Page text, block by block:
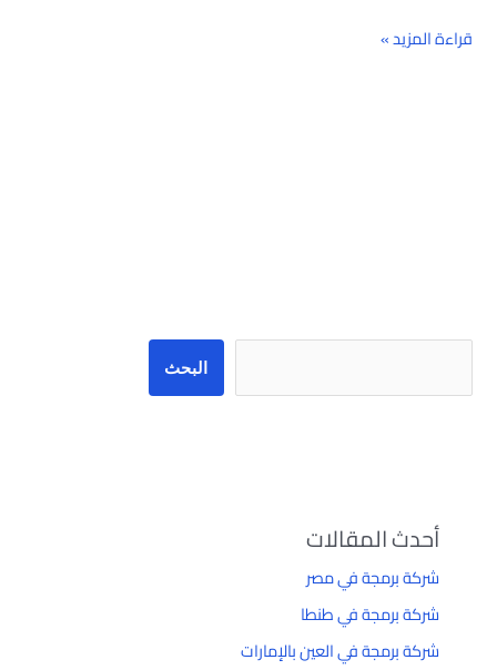
قراءة المزيد »
البحث
أحدث المقالات
شركة برمجة في مصر
شركة برمجة في طنطا
شركة برمجة في العين بالإمارات